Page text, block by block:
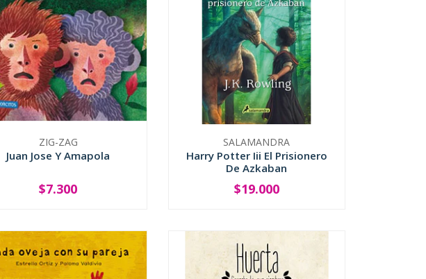
ZIG-ZAG
Juan Jose Y Amapola
+
$7.300
SALAMANDRA
Harry Potter Iii El Prisionero
De Azkaban
+
$19.000